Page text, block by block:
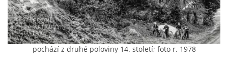
DŮL NA SLÍDU (NA KOLE)
pochází z druhé poloviny 14. století; foto r. 1978